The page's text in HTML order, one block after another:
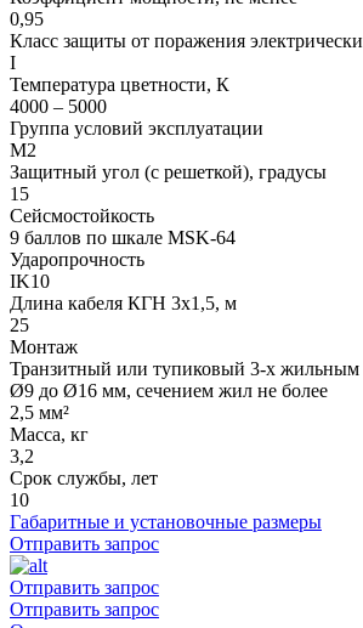
0,95
Класс защиты от поражения
I
Температура цветности, К
4000 – 5000
Группа условий эксплуатации
М2
Защитный угол (с решеткой), градусы
15
Сейсмостойкость
9 баллов по шкале МSK-64
Ударопрочность
IK10
Длина кабеля КГН 3х1,5, м
25
Монтаж
Транзитный или тупиковый 3-х жильным
Ø9 до Ø16 мм, сечением жил не более
2,5 мм²
Масса, кг
3,2
Срок службы, лет
10
Габаритные и установочные размеры
Отправить запрос
Отправить запрос
Отправить запрос